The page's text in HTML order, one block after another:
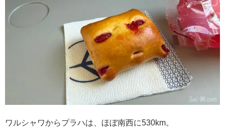
ワルシャワからプラハは、ほぼ南西に530km。